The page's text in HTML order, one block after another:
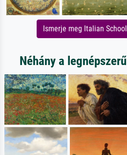
Ismerje meg Italian
Néhány a